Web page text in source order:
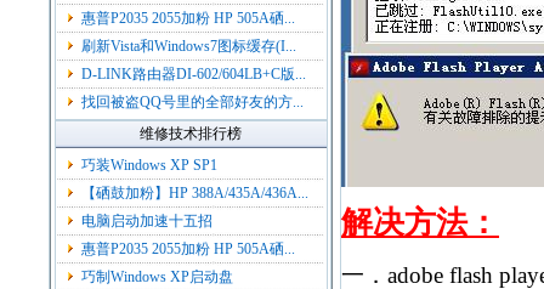
惠普P2035 2055加粉 HP 505A硒...
刷新Vista和Windows7图标缓存(I...
D-LINK路由器DI-602/604LB+C版...
找回被盗QQ号里的全部好友的方...
维修技术排行榜
巧装Windows XP SP1
【硒鼓加粉】HP 388A/435A/436A...
电脑启动加速十五招
惠普P2035 2055加粉 HP 505A硒...
巧制Windows XP启动盘
解决方法：
一．adobe flash